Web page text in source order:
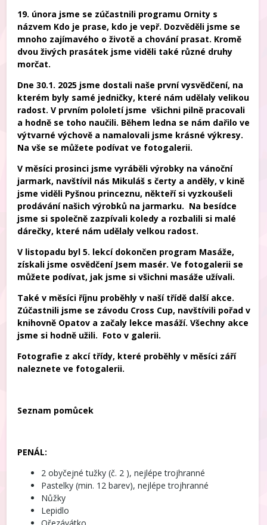
19. února jsme se zúčastnili programu Ornity s
názvem Kdo je prase, kdo je vepř. Dozvěděli jsme se
mnoho zajímavého o životě a chování prasat. Kromě
dvou živých prasátek jsme viděli také různé druhy
morčat.
Dne 30.1. 2025 jsme dostali naše první vysvědčení, na
kterém byly samé jedničky, které nám udělaly velikou
radost. V prvním pololetí jsme všichni pilně pracovali
a hodně se toho naučili. Během ledna se nám dařilo ve
výtvarné výchově a namalovali jsme krásné výkresy.
Na vše se můžete podívat ve fotogalerii.
V měsíci prosinci jsme vyráběli výrobky na vánoční
jarmark, navštívil nás Mikuláš s čerty a anděly, v kině
jsme viděli Pyšnou princeznu, někteří si vyzkoušeli
prodávání našich výrobků na jarmarku. Na besídce
jsme si společně zazpívali koledy a rozbalili si malé
dárečky, které nám udělaly velkou radost.
V listopadu byl 5. lekcí dokončen program Masáže,
získali jsme osvědčení Jsem masér. Ve fotogalerii se
můžete podívat, jak jsme si všichni masáže užívali.
Také v měsíci říjnu proběhly v naší třídě další akce.
Zúčastnili jsme se závodu Cross Cup, navštívili pořad v
knihovně Opatov a začaly lekce masáží. Všechny akce
jsme si hodně užili. Foto v galerii.
Fotografie z akcí třídy, které proběhly v měsíci září
naleznete ve fotogalerii.
Seznam pomůcek
PENÁL:
2 obyčejné tužky (č. 2 ), nejlépe trojhranné
Pastelky (min. 12 barev), nejlépe trojhranné
Nůžky
Lepidlo